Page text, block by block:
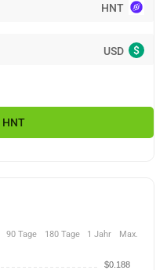
HNT
USD $
HNT
90 Tage 180 Tage 1 Jahr Max.
$0.188